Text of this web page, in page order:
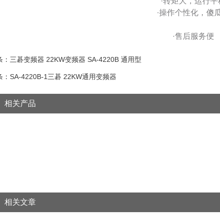
·操作个性化，傻
·售后服务便
：三碁变频器 22KW变频器 SA-4220B 通用型
：SA-4220B-1三碁 22KW通用变频器
相关产品
相关文章